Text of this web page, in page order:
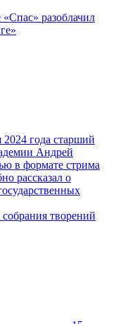
разоблачил
2024 года старший
Андрей
в формате стрима
рассказал о
творений